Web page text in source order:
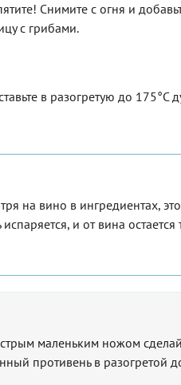
Снимите с огня и
с грибами.
в разогретую до 175°С
на вино в ингредиентах,
и от вина остается
маленьким ножом
противень в разогретой